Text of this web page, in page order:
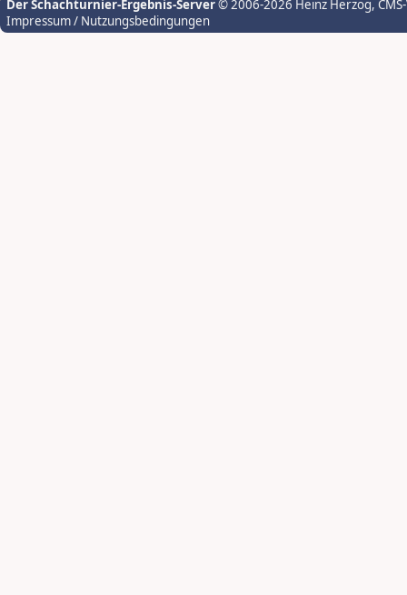
Der Schachturnier-Ergebnis-Server© 2006-2026 Heinz Herzog,
Impressum / Nutzungsbedingungen